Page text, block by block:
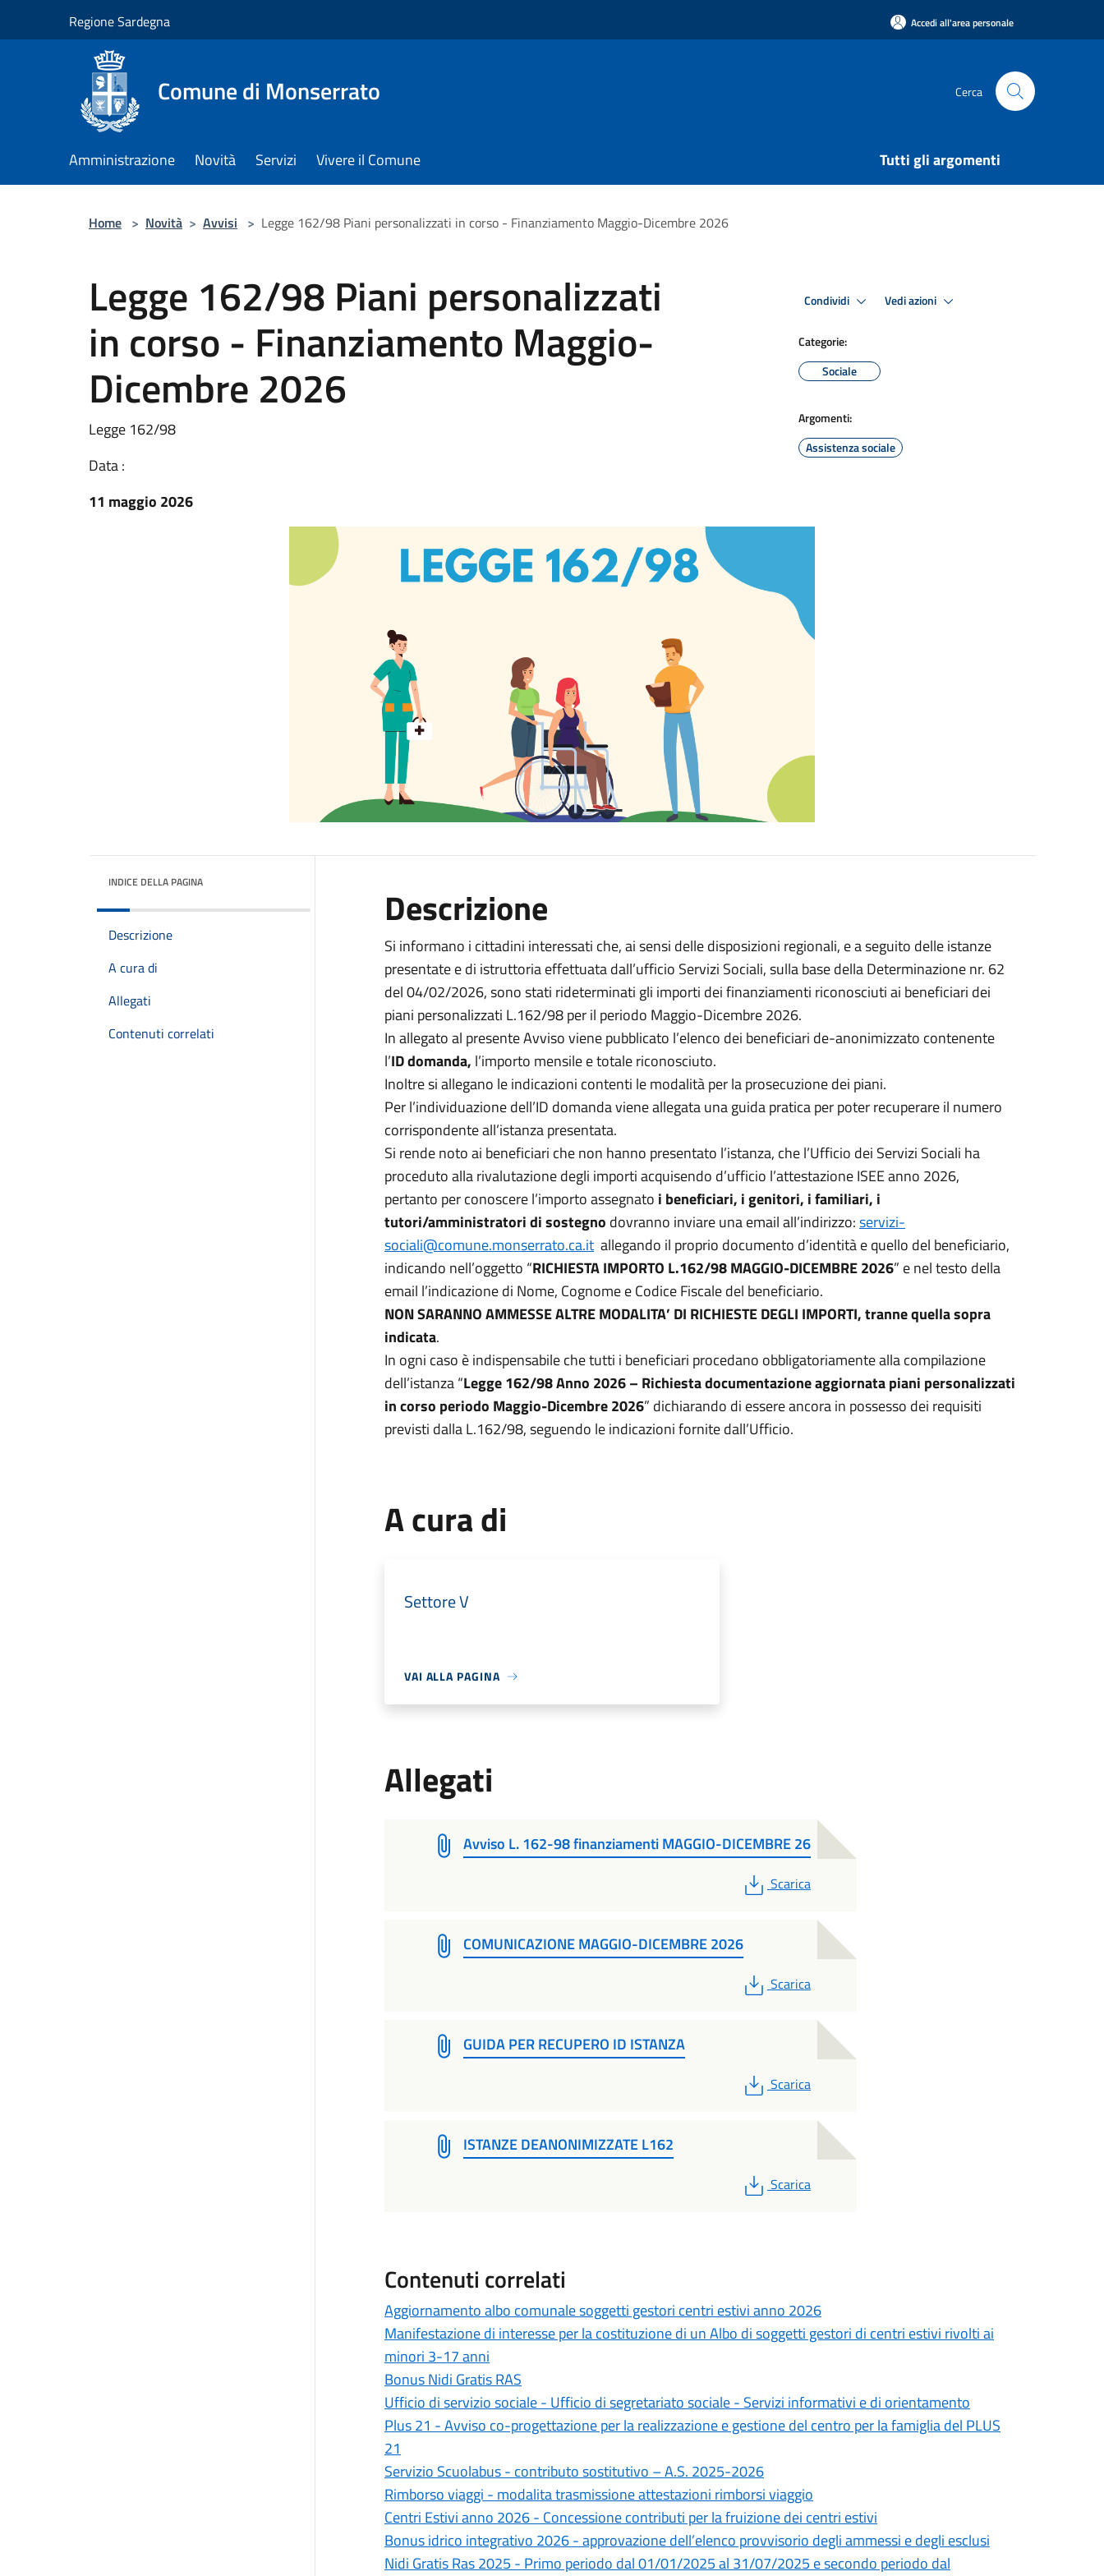
Regione Sardegna Accedi all'area personale
Comune di Monserrato Cerca
Amministrazione Novità Servizi Vivere il Comune Tutti gli argomenti
Home > Novità > Avvisi > Legge 162/98 Piani personalizzati in corso - Finanziamento Maggio-Dicembre 2026
Legge 162/98 Piani personalizzati
in corso - Finanziamento Maggio-
Dicembre 2026
Legge 162/98
Data :
11 maggio 2026
Condividi Vedi azioni
Categorie:
Sociale
Argomenti:
Assistenza sociale
INDICE DELLA PAGINA
Descrizione
A cura di
Allegati
Contenuti correlati
Descrizione
Si informano i cittadini interessati che, ai sensi delle disposizioni regionali, e a seguito delle istanze
presentate e di istruttoria effettuata dall’ufficio Servizi Sociali, sulla base della Determinazione nr. 62
del 04/02/2026, sono stati rideterminati gli importi dei finanziamenti riconosciuti ai beneficiari dei
piani personalizzati L.162/98 per il periodo Maggio-Dicembre 2026.
In allegato al presente Avviso viene pubblicato l’elenco dei beneficiari de-anonimizzato contenente
l’ID domanda, l’importo mensile e totale riconosciuto.
Inoltre si allegano le indicazioni contenti le modalità per la prosecuzione dei piani.
Per l’individuazione dell’ID domanda viene allegata una guida pratica per poter recuperare il numero
corrispondente all’istanza presentata.
Si rende noto ai beneficiari che non hanno presentato l’istanza, che l’Ufficio dei Servizi Sociali ha
proceduto alla rivalutazione degli importi acquisendo d’ufficio l’attestazione ISEE anno 2026,
pertanto per conoscere l’importo assegnato i beneficiari, i genitori, i familiari, i
tutori/amministratori di sostegno dovranno inviare una email all’indirizzo:servizi-
sociali@comune.monserrato.ca.itallegando il proprio documento d’identità e quello del beneficiario,
indicando nell’oggetto “RICHIESTA IMPORTO L.162/98 MAGGIO-DICEMBRE 2026” e nel testo della
email l’indicazione di Nome, Cognome e Codice Fiscale del beneficiario.
NON SARANNO AMMESSE ALTRE MODALITA’ DI RICHIESTE DEGLI IMPORTI, tranne quella sopra
indicata.
In ogni caso è indispensabile che tutti i beneficiari procedano obbligatoriamente alla compilazione
dell’istanza “Legge 162/98 Anno 2026 – Richiesta documentazione aggiornata piani personalizzati
in corso periodo Maggio-Dicembre 2026” dichiarando di essere ancora in possesso dei requisiti
previsti dalla L.162/98, seguendo le indicazioni fornite dall’Ufficio.
A cura di
Settore V
VAI ALLA PAGINA
Allegati
Avviso L. 162-98 finanziamenti MAGGIO-DICEMBRE 26
PDF
Scarica
COMUNICAZIONE MAGGIO-DICEMBRE 2026
PDF
Scarica
GUIDA PER RECUPERO ID ISTANZA
PDF
Scarica
ISTANZE DEANONIMIZZATE L162
PDF
Scarica
Contenuti correlati
Aggiornamento albo comunale soggetti gestori centri estivi anno 2026
Manifestazione di interesse per la costituzione di un Albo di soggetti gestori di centri estivi rivolti ai
minori 3-17 anni
Bonus Nidi Gratis RAS
Ufficio di servizio sociale - Ufficio di segretariato sociale - Servizi informativi e di orientamento
Plus 21 - Avviso co-progettazione per la realizzazione e gestione del centro per la famiglia del PLUS
21
Servizio Scuolabus - contributo sostitutivo – A.S. 2025-2026
Rimborso viaggi - modalita trasmissione attestazioni rimborsi viaggio
Centri Estivi anno 2026 - Concessione contributi per la fruizione dei centri estivi
Bonus idrico integrativo 2026 - approvazione dell’elenco provvisorio degli ammessi e degli esclusi
Nidi Gratis Ras 2025 - Primo periodo dal 01/01/2025 al 31/07/2025 e secondo periodo dal